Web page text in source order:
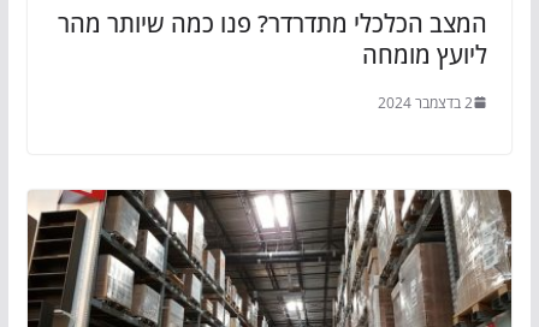
המצב הכלכלי מתדרדר? פנו כמה שיותר מהר
ליועץ מומחה
2 בדצמבר 2024